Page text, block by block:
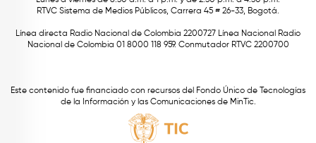
RTVC Sistema de Medios Públicos, Carrera 45 # 26-33, Bogotá.
Línea directa Radio Nacional de Colombia 2200727 Línea Nacional Radio
Nacional de Colombia 01 8000 118 959. Conmutador RTVC 2200700
Este contenido fue financiado con recursos del Fondo Único de Tecnologías
de la Información y las Comunicaciones de MinTic.